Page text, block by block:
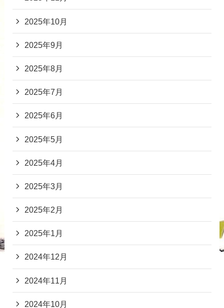
2025年10月
2025年9月
2025年8月
2025年7月
2025年6月
2025年5月
2025年4月
2025年3月
2025年2月
2025年1月
2024年12月
2024年11月
2024年10月